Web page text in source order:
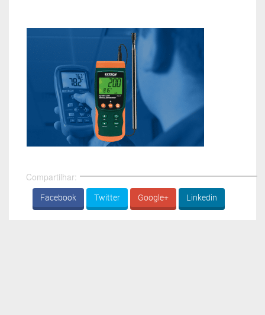
Compartilhar:
Facebook Twitter Google+ Linkedin